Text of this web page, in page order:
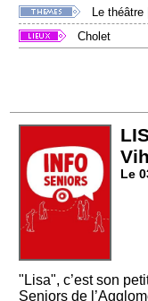
Le théâtre
Cholet
Le
"Lisa", c’est son
Seniors de